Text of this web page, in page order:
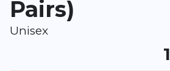
Pairs)
Unisex